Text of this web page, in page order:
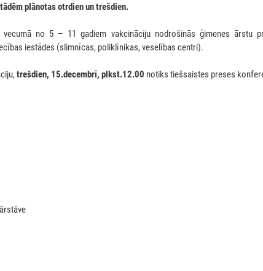
plānotas otrdien un trešdien.
vecumā no 5 – 11 gadiem vakcināciju nodrošinās ģimenes ārstu
iestādes (slimnīcas, poliklīnikas, veselības centri).
trešdien, 15.decembrī, plkst.12.00 notiks tiešsaistes preses